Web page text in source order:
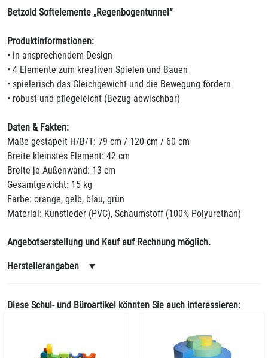
Betzold Softelemente „Regenbogentunnel“
Produktinformationen:
• in ansprechendem Design
• 4 Elemente zum kreativen Spielen und Bauen
• spielerisch das Gleichgewicht und die Bewegung fördern
• robust und pflegeleicht (Bezug abwischbar)
Daten & Fakten:
Maße gestapelt H/B/T: 79 cm / 120 cm / 60 cm
Breite kleinstes Element: 42 cm
Breite je Außenwand: 13 cm
Gesamtgewicht: 15 kg
Farbe: orange, gelb, blau, grün
Material: Kunstleder (PVC), Schaumstoff (100% Polyurethan)
Angebotserstellung und Kauf auf Rechnung möglich.
Herstellerangaben ▼
Diese Schul- und Büroartikel könnten Sie auch interessieren: